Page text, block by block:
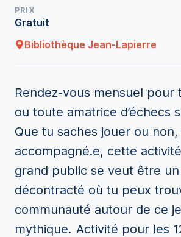
PRIX
Gratuit
Bibliothèque Jean-Lapierre
Rendez-vous mensuel pour
ou toute amatrice d’échecs
Que tu saches jouer ou
accompagné.e, cette
grand public se veut être
décontracté où tu peux
communauté autour de ce
mythique. Activité pour les